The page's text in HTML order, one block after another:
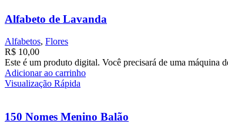
Alfabeto de Lavanda
Alfabetos, Flores
R$ 10,00
Este é um produto digital. Você precisará de uma máquina
Adicionar ao carrinho
Visualização Rápida
150 Nomes Menino Balão